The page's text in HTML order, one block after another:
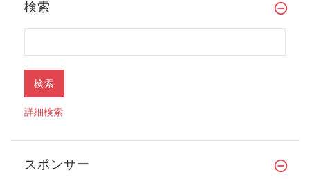
検索
詳細検索
スポンサー